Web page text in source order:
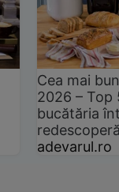
Cea mai
2026 –
bucătăria
adevarul.ro